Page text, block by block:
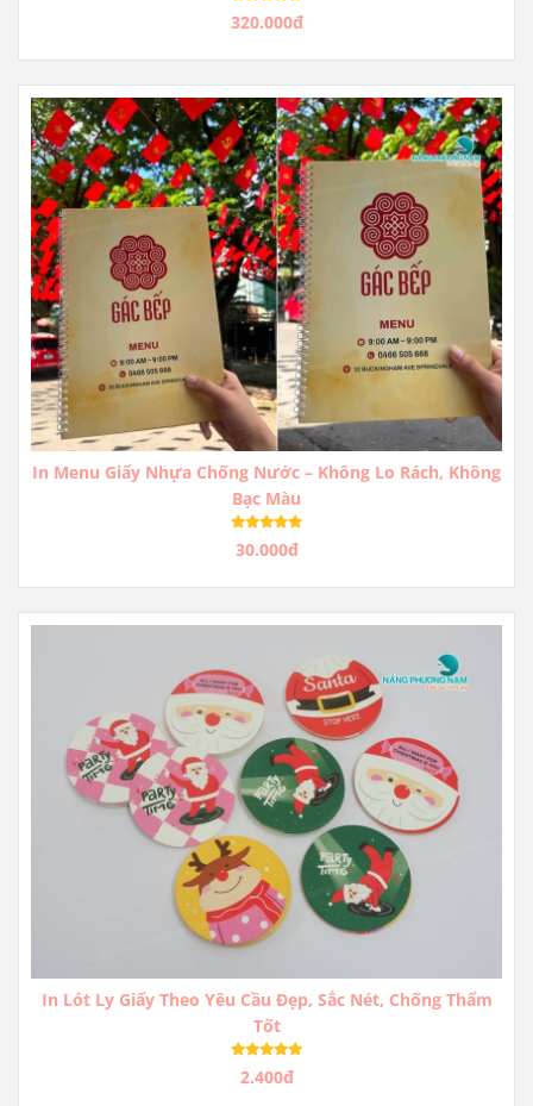
320.000đ
In Menu Giấy Nhựa Chống Nước – Không Lo Rách, Không
Bạc Màu
30.000đ
In Lót Ly Giấy Theo Yêu Cầu Đẹp, Sắc Nét, Chống Thấm
Tốt
2.400đ